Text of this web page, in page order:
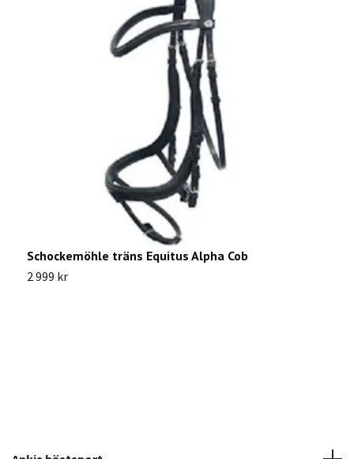
Schockemöhle träns Equitus Alpha Cob
2 999 kr